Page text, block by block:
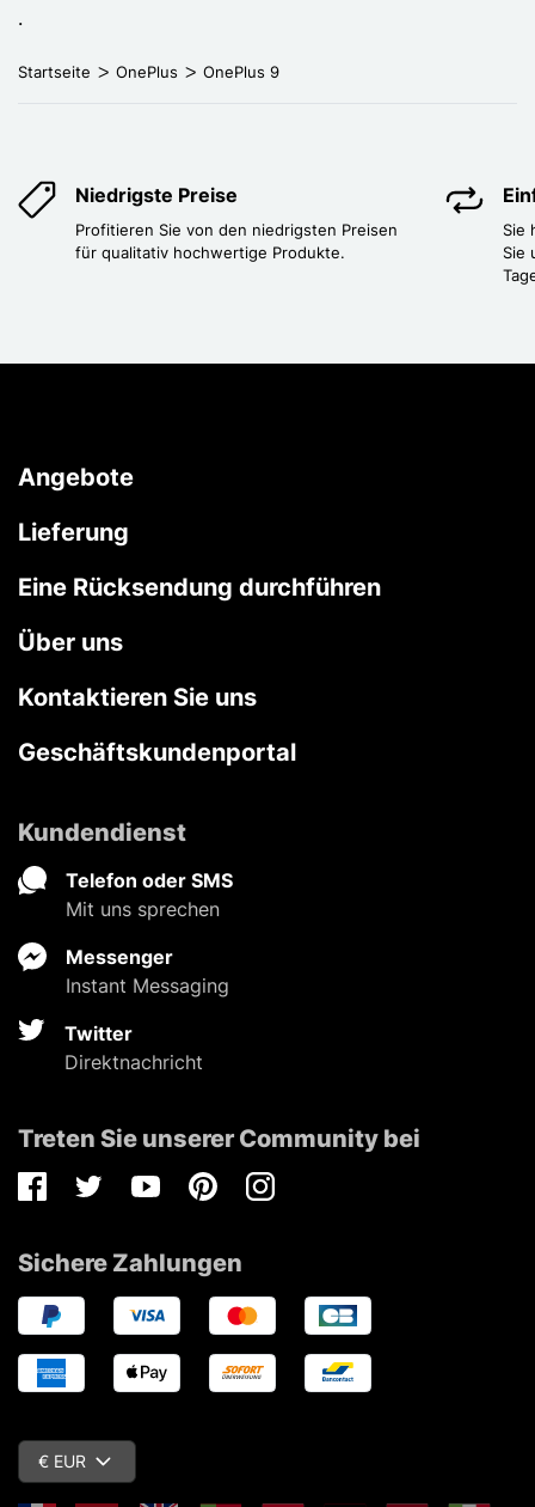
.
Startseite OnePlus OnePlus 9
Niedrigste Preise
Profitieren Sie von den niedrigsten Preisen
für qualitativ hochwertige Produkte.
Sie
Sie
Angebote
Lieferung
Eine Rücksendung durchführen
Über uns
Kontaktieren Sie uns
Geschäftskundenportal
Kundendienst
Telefon oder SMS
Mit uns sprechen
Messenger
Instant Messaging
Twitter
Direktnachricht
Treten Sie unserer Community bei
FacebookTwitterYoutubePinterestInstagram
Sichere Zahlungen
€ EUR